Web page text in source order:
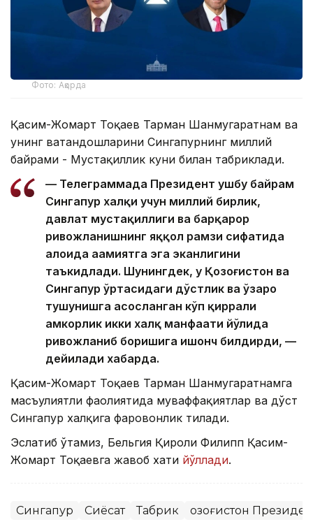
Фото: Ақорда
Қасим-Жомарт Тоқаев Тарман Шанмугаратнам ва
унинг ватандошларини Сингапурнинг миллий
байрами - Мустақиллик куни билан табриклади.
— Телеграммада Президент ушбу байрам
Сингапур халқи учун миллий бирлик,
давлат мустақиллиги ва барқарор
ривожланишнинг яққол рамзи сифатида
алоҳида аҳамиятга эга эканлигини
таъкидлади. Шунингдек, у Қозоғистон ва
Сингапур ўртасидаги дўстлик ва ўзаро
тушунишга асосланган кўп қиррали
ҳамкорлик икки халқ манфаати йўлида
ривожланиб боришига ишонч билдирди, —
дейилади хабарда.
Қасим-Жомарт Тоқаев Тарман Шанмугаратнамга
масъулиятли фаолиятида муваффақиятлар ва дўст
Сингапур халқига фаровонлик тилади.
Эслатиб ўтамиз, Бельгия Қироли Филипп Қасим-
Жомарт Тоқаевга жавоб хати йўллади.
Сингапур Сиёсат Табрик Қозоғистон